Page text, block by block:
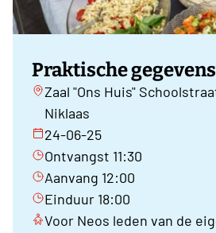
Praktische gegevens
Zaal "Ons Huis"
Niklaas
24-06-25
Ontvangst 11:30
Aanvang 12:00
Einduur 18:00
Voor Neos leden van de